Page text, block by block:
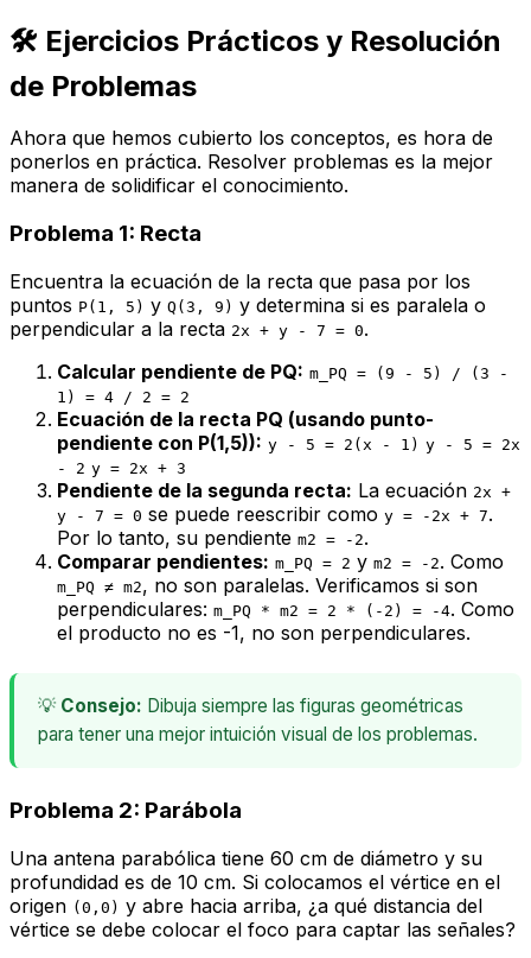
🛠️ Ejercicios Prácticos y Resolución
de Problemas
Ahora que hemos cubierto los conceptos, es hora de
ponerlos en práctica. Resolver problemas es la mejor
manera de solidificar el conocimiento.
Problema 1: Recta
Encuentra la ecuación de la recta que pasa por los
puntos P(1, 5) y Q(3, 9) y determina si es paralela o
perpendicular a la recta 2x + y - 7 = 0.
Calcular pendiente de PQ: m_PQ = (9 - 5) / (3 -
1) = 4 / 2 = 2
Ecuación de la recta PQ (usando punto-
pendiente con P(1,5)): y - 5 = 2(x - 1) y - 5 = 2x
- 2 y = 2x + 3
Pendiente de la segunda recta: La ecuación 2x +
y - 7 = 0 se puede reescribir como y = -2x + 7.
Por lo tanto, su pendiente m2 = -2.
Comparar pendientes: m_PQ = 2 y m2 = -2. Como
m_PQ ≠ m2, no son paralelas. Verificamos si son
perpendiculares: m_PQ * m2 = 2 * (-2) = -4. Como
el producto no es -1, no son perpendiculares.
💡 Consejo: Dibuja siempre las figuras geométricas
para tener una mejor intuición visual de los problemas.
Problema 2: Parábola
Una antena parabólica tiene 60 cm de diámetro y su
profundidad es de 10 cm. Si colocamos el vértice en el
origen (0,0) y abre hacia arriba, ¿a qué distancia del
vértice se debe colocar el foco para captar las señales?